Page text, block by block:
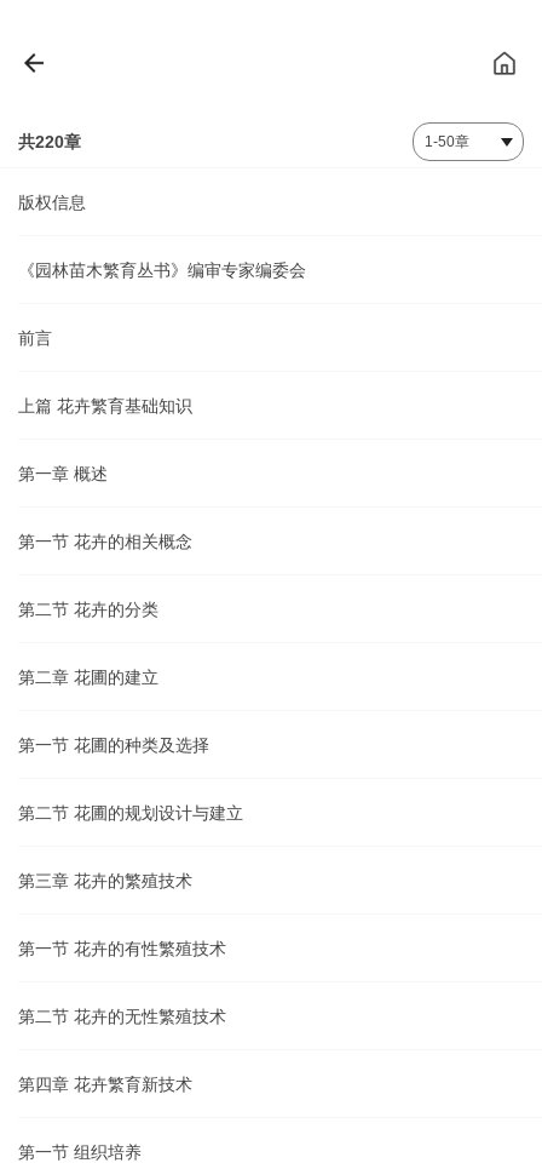
共220章
版权信息
《园林苗木繁育丛书》编审专家编委会
前言
上篇 花卉繁育基础知识
第一章 概述
第一节 花卉的相关概念
第二节 花卉的分类
第二章 花圃的建立
第一节 花圃的种类及选择
第二节 花圃的规划设计与建立
第三章 花卉的繁殖技术
第一节 花卉的有性繁殖技术
第二节 花卉的无性繁殖技术
第四章 花卉繁育新技术
第一节 组织培养